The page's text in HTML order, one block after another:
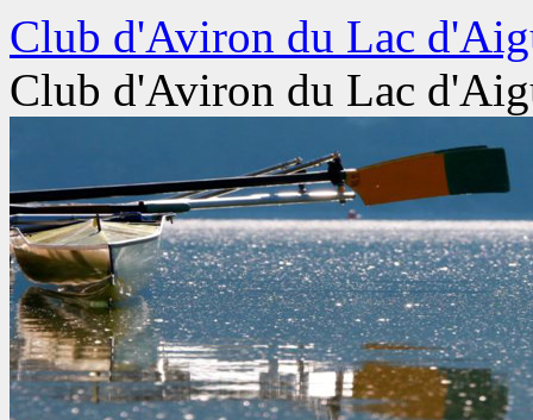
Aller
au
contenu
Club d'Aviron du Lac
Club d'Aviron du Lac